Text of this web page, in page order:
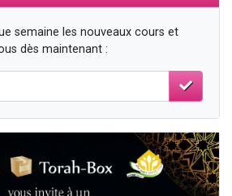
semaine les nouveaux cours et
dès maintenant :